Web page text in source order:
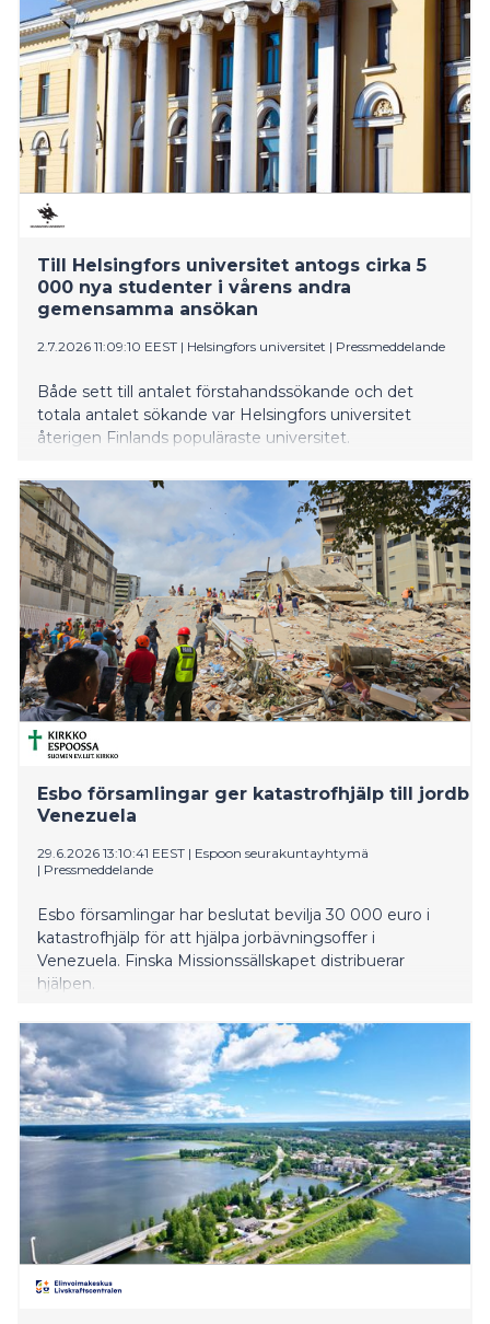
Till Helsingfors universitet antogs cirka 5
000 nya studenter i vårens andra
gemensamma ansökan
2.7.2026 11:09:10 EEST | Helsingfors universitet | Pressmeddelande
Både sett till antalet förstahandssökande och det
totala antalet sökande var Helsingfors universitet
återigen Finlands populäraste universitet.
Esbo församlingar ger katastrofhjälp till
Venezuela
29.6.2026 13:10:41 EEST | Espoon seurakuntayhtymä
| Pressmeddelande
Esbo församlingar har beslutat bevilja 30 000 euro i
katastrofhjälp för att hjälpa jorbävningsoffer i
Venezuela. Finska Missionssällskapet distribuerar
hjälpen.